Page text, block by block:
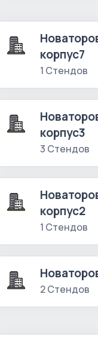
корпус7
1 Стендов
корпус3
3 Стендов
корпус2
1 Стендов
2 Стендов